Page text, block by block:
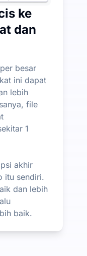
ke
dan
besar
ini dapat
lebih
file
1
akhir
itu sendiri.
dan lebih
baik.